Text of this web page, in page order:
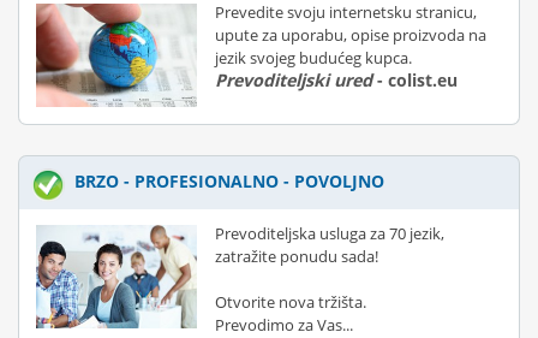
Prevedite svoju internetsku stranicu,
upute za uporabu, opise proizvoda na
jezik svojeg budućeg kupca.
Prevoditeljski ured- colist.eu
BRZO - PROFESIONALNO - POVOLJNO
Prevoditeljska usluga za 70 jezik,
zatražite ponudu sada!
Otvorite nova tržišta.
Prevodimo za Vas...